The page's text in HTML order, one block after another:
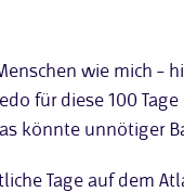
wie mich –
für diese 100
könnte unnötiger
Tage auf dem